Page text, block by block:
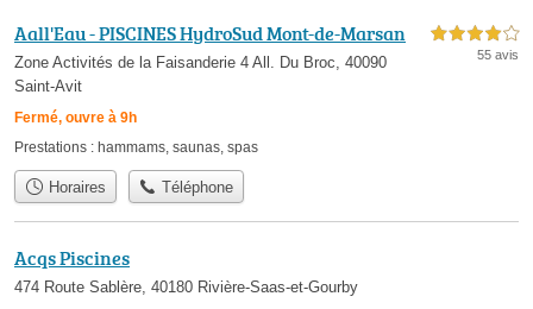
Aall'Eau - PISCINES HydroSud Mont-de-Marsan
Zone Activités de la Faisanderie 4 All. Du Broc, 40090
Saint-Avit
Fermé, ouvre à 9h
4,0 étoiles sur 5
55 avis
Prestations : hammams, saunas, spas
Horaires Téléphone
Acqs Piscines
474 Route Sablère, 40180 Rivière-Saas-et-Gourby